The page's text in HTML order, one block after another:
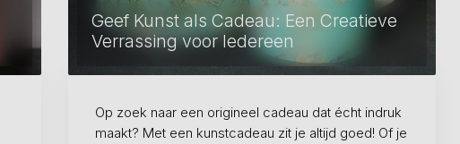
Geef Kunst als Cadeau: Een Creatieve
Verrassing voor Iedereen
Op zoek naar een origineel cadeau dat écht indruk
maakt? Met een kunstcadeau zit je altijd goed! Of je